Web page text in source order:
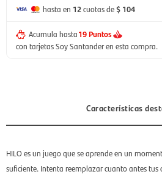
hasta en 12cuotas de$ 104
Acumula hasta19 Puntos
con tarjetas Soy Santander en esta compra.
Características
HILO es un juego que se aprende en un
suficiente. Intenta reemplazar cuanto antes tus